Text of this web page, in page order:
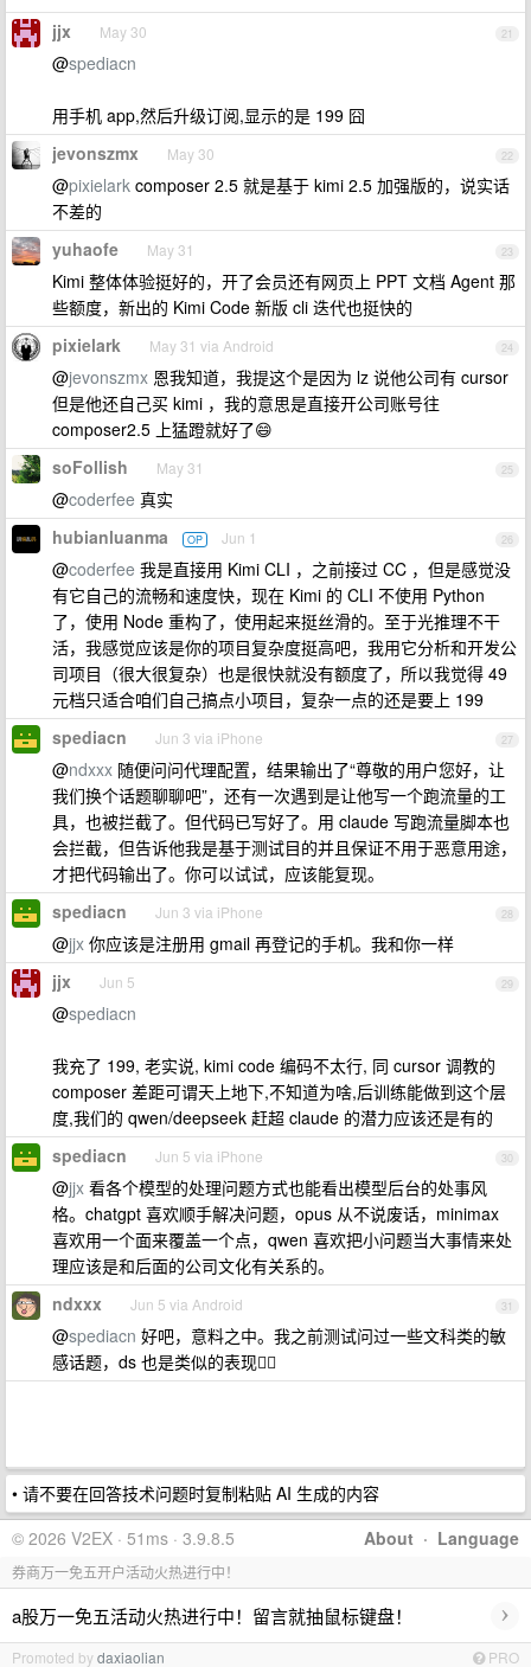
21
jjx May 30
@spediacn
用手机 app,然后升级订阅,显示的是 199 囧
22
jevonszmx May 30
@pixielark composer 2.5 就是基于 kimi 2.5 加强版的，说实话
不差的
23
yuhaofe May 31
Kimi 整体体验挺好的，开了会员还有网页上 PPT 文档 Agent 那
些额度，新出的 Kimi Code 新版 cli 迭代也挺快的
24
pixielark May 31 via Android
@jevonszmx 恩我知道，我提这个是因为 lz 说他公司有 cursor
但是他还自己买 kimi ，我的意思是直接开公司账号往
composer2.5 上猛蹬就好了😄
25
soFollish May 31
@coderfee 真实
26
hubianluanma OP Jun 1
@coderfee 我是直接用 Kimi CLI ，之前接过 CC ，但是感觉没
有它自己的流畅和速度快，现在 Kimi 的 CLI 不使用 Python
了，使用 Node 重构了，使用起来挺丝滑的。至于光推理不干
活，我感觉应该是你的项目复杂度挺高吧，我用它分析和开发公
司项目（很大很复杂）也是很快就没有额度了，所以我觉得 49
元档只适合咱们自己搞点小项目，复杂一点的还是要上 199
27
spediacn Jun 3 via iPhone
@ndxxx 随便问问代理配置，结果输出了“尊敬的用户您好，让
我们换个话题聊聊吧”，还有一次遇到是让他写一个跑流量的工
具，也被拦截了。但代码已写好了。用 claude 写跑流量脚本也
会拦截，但告诉他我是基于测试目的并且保证不用于恶意用途，
才把代码输出了。你可以试试，应该能复现。
28
spediacn Jun 3 via iPhone
@jjx 你应该是注册用 gmail 再登记的手机。我和你一样
29
jjx Jun 5
@spediacn
我充了 199, 老实说, kimi code 编码不太行, 同 cursor 调教的
composer 差距可谓天上地下,不知道为啥,后训练能做到这个层
度,我们的 qwen/deepseek 赶超 claude 的潜力应该还是有的
30
spediacn Jun 5 via iPhone
@jjx 看各个模型的处理问题方式也能看出模型后台的处事风
格。chatgpt 喜欢顺手解决问题，opus 从不说废话，minimax
喜欢用一个面来覆盖一个点，qwen 喜欢把小问题当大事情来处
理应该是和后面的公司文化有关系的。
31
ndxxx Jun 5 via Android
@spediacn 好吧，意料之中。我之前测试问过一些文科类的敏
感话题，ds 也是类似的表现😮‍💨
• 请不要在回答技术问题时复制粘贴 AI 生成的内容
About · Language
© 2026 V2EX · 51ms · 3.9.8.5
券商万一免五开户活动火热进行中！
a股万一免五活动火热进行中！留言就抽鼠标键盘！ ›
Promoted bydaxiaolian PRO